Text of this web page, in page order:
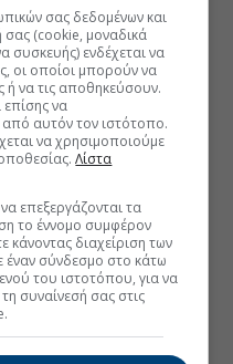
σας δεδομένων και
(cookie, μοναδικά
συσκευής) ενδέχεται να
οι οποίοι μπορούν να
να τις αποθηκεύσουν.
επίσης να
αυτόν τον ιστότοπο.
να χρησιμοποιούμε
Λίστα
επεξεργάζονται τα
το έννομο συμφέρον
κάνοντας διαχείριση των
έναν σύνδεσμο στο κάτω
του ιστοτόπου, για να
συναίνεσή σας στις